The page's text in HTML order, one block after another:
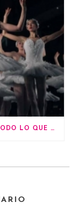
DANZA CLÁSICA: DÓNDE NACIÓ Y TODO LO QUE DEBES SABER